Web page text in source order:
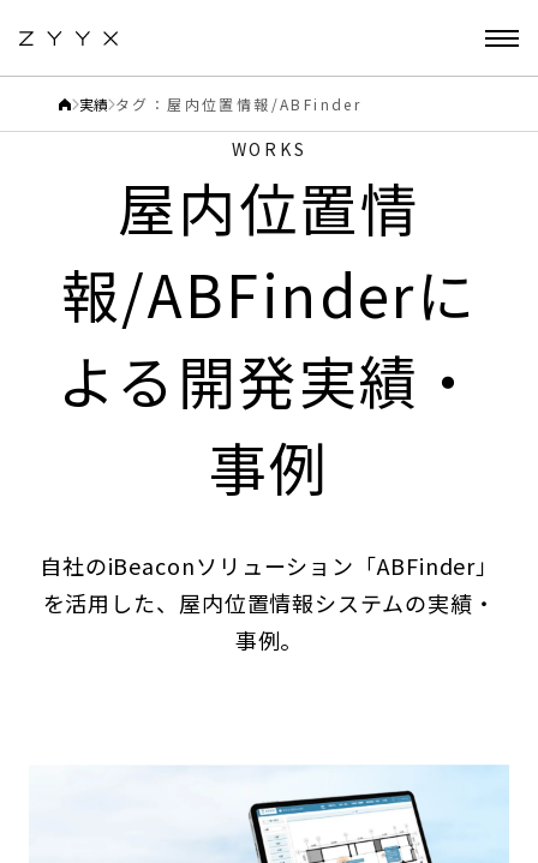
実績 タグ：屋内位置情報/ABFinder
WORKS
屋内位置情
報/ABFinderに
よる開発実績・
事例
自社のiBeaconソリューション「ABFinder」
を活用した、屋内位置情報システムの実績・
事例。